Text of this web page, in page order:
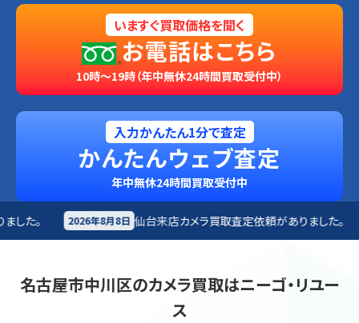
いますぐ買取価格を聞く
お電話はこちら
10時～19時（年中無休24時間買取受付中）
入力かんたん1分で査定
かんたんウェブ査定
年中無休24時間買取受付中
日 仙台来店 カメラ買取査定依頼がありました。 2026年8月8日 札幌市
名古屋市中川区のカメラ買取はニーゴ・リユー
ス